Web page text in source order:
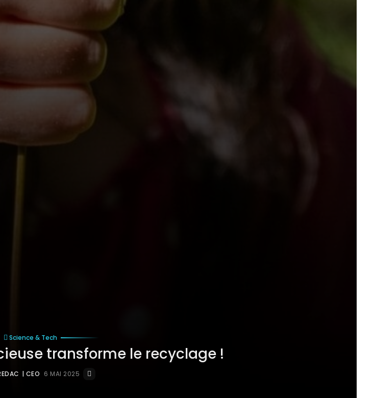
Science & Tech
transforme le recyclage !
| CEO 6 MAI 2025